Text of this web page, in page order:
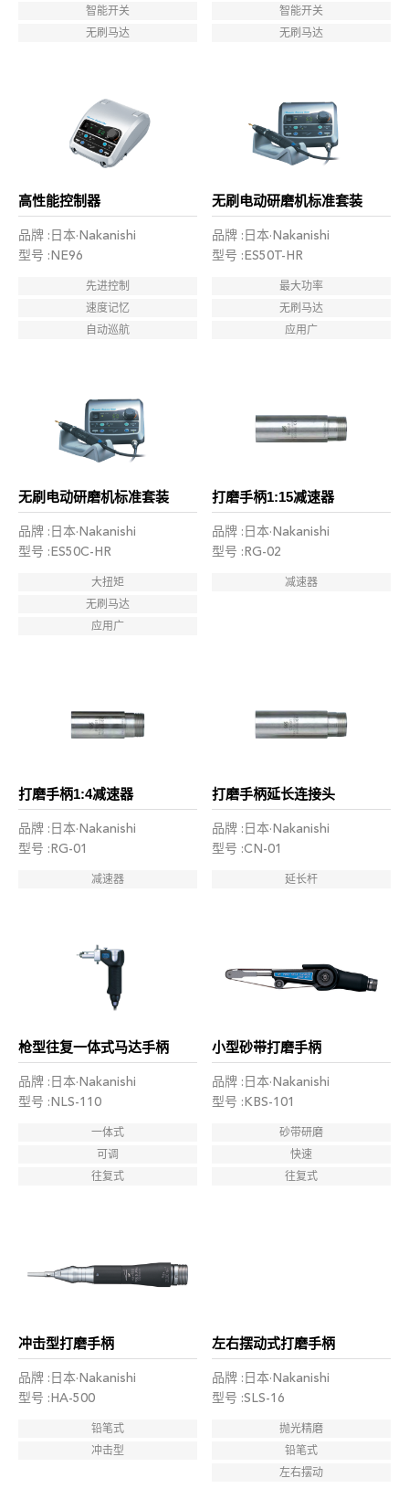
智能开关
无刷马达
智能开关
无刷马达
高性能控制器
品牌 :日本·Nakanishi
型号 :NE96
先进控制
速度记忆
自动巡航
无刷电动研磨机标准套装
品牌 :日本·Nakanishi
型号 :ES50T-HR
最大功率
无刷马达
应用广
无刷电动研磨机标准套装
品牌 :日本·Nakanishi
型号 :ES50C-HR
大扭矩
无刷马达
应用广
打磨手柄1:15减速器
品牌 :日本·Nakanishi
型号 :RG-02
减速器
打磨手柄1:4减速器
品牌 :日本·Nakanishi
型号 :RG-01
减速器
打磨手柄延长连接头
品牌 :日本·Nakanishi
型号 :CN-01
延长杆
枪型往复一体式马达手柄
品牌 :日本·Nakanishi
型号 :NLS-110
一体式
可调
往复式
小型砂带打磨手柄
品牌 :日本·Nakanishi
型号 :KBS-101
砂带研磨
快速
往复式
冲击型打磨手柄
品牌 :日本·Nakanishi
型号 :HA-500
铅笔式
冲击型
左右摆动式打磨手柄
品牌 :日本·Nakanishi
型号 :SLS-16
抛光精磨
铅笔式
左右摆动